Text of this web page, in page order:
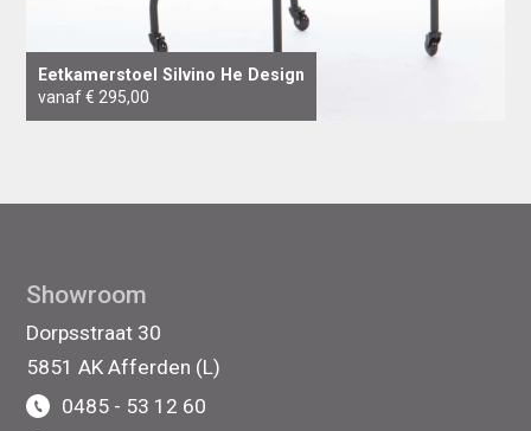
Eetkamerstoel Silvino He Design
vanaf € 295,00
Showroom
Dorpsstraat 30
5851 AK Afferden (L)
0485 - 53 12 60